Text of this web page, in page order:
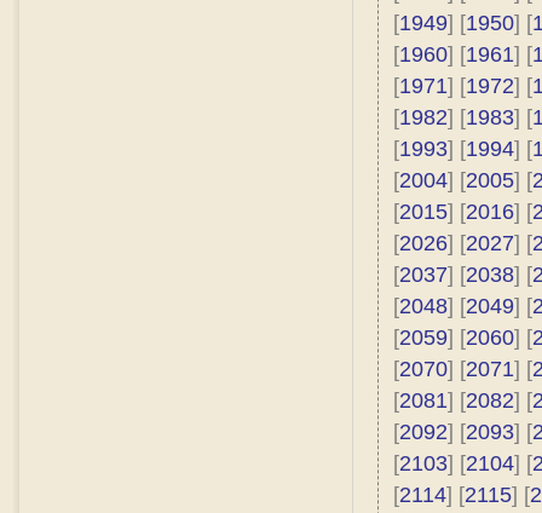
[1949] [1950] [
[1960] [1961] [
[1971] [1972] [
[1982] [1983] [
[1993] [1994] [
[2004] [2005] [
[2015] [2016] [
[2026] [2027] [
[2037] [2038] [
[2048] [2049] [
[2059] [2060] [
[2070] [2071] [
[2081] [2082] [
[2092] [2093] [
[2103] [2104] [
[2114] [2115] [